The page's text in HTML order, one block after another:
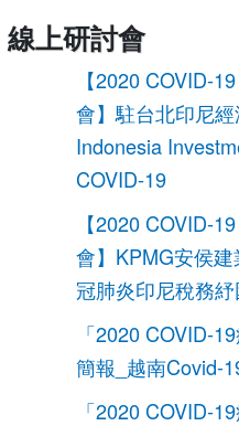
線上研討會
【2020 COVID-
會】駐台北印尼
Indonesia
COVID-19
【2020 COVID-
會】KPMG安侯
冠肺炎印尼稅務
「2020 COVID-
簡報_越南Covid-
「2020 COVID-